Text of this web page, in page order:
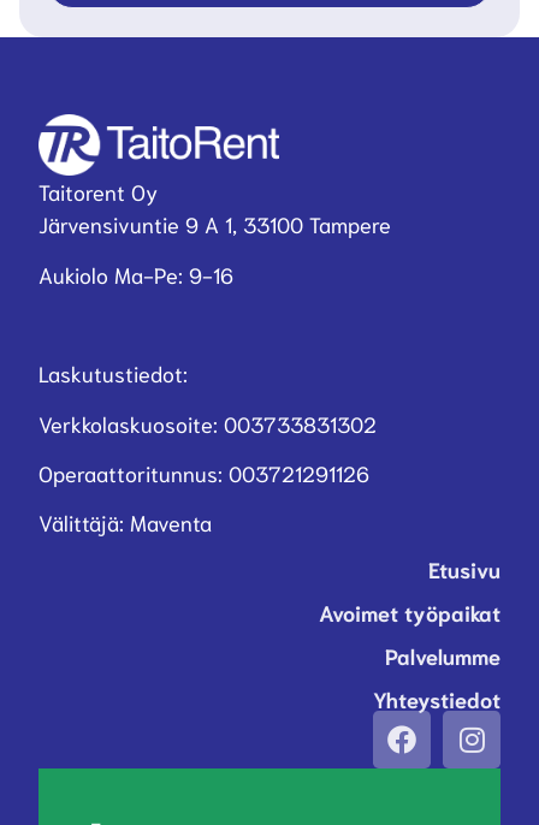
Taitorent Oy
Järvensivuntie 9 A 1, 33100 Tampere
Aukiolo Ma-Pe: 9-16
Laskutustiedot:
Verkkolaskuosoite: 003733831302
Operaattoritunnus: 003721291126
Välittäjä: Maventa
Etusivu
Avoimet työpaikat
Palvelumme
Yhteystiedot